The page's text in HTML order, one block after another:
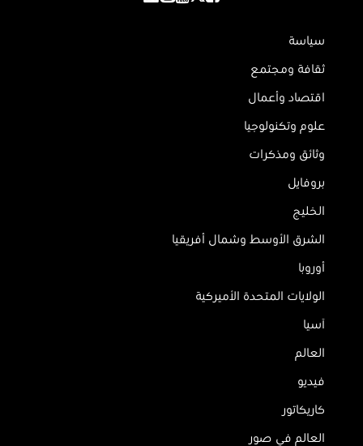
سياسة
ثقافة ومجتمع
اقتصاد وأعمال
علوم وتكنولوجيا
وثائق ومذكرات
بروفايل
الخليج
الشرق الأوسط وشمال أفريقيا
أوروبا
الولايات المتحدة الأميركية
آسيا
العالم
فيديو
كاريكاتور
العالم في صور